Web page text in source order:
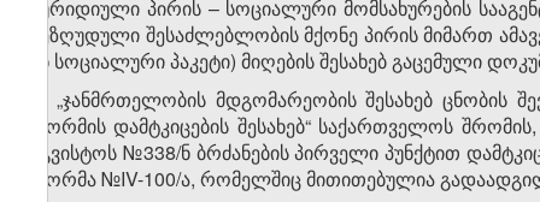
იურიდიული პირის – სოციალური მომსახურების
შეზღუდული შესაძლებლობის მქონე პირის მიმართ
ან სოციალური პაკეტი) მიღების შესახებ გაცემული
გ) „ჯანმრთელობის მდგომარეობის შესახებ ცნობის
ფორმის დამტკიცების შესახებ“ საქართველოს
აგვისტოს №338/ნ ბრძანების პირველი პუნქტით
ფორმა №IV-100/ა, რომელშიც მითითებულია